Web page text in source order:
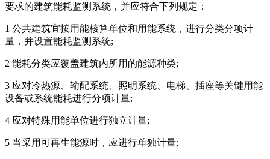
要求的建筑能耗监测系统，并应符合下列规定：
1 公共建筑宜按用能核算单位和用能系统，进行分类分项计
量，并设置能耗监测系统;
2 能耗分类应覆盖建筑内所用的能源种类;
3 应对冷热源、输配系统、照明系统、电梯、插座等关键用能
设备或系统能耗进行分项计量;
4 应对特殊用能单位进行独立计量;
5 当采用可再生能源时，应进行单独计量;